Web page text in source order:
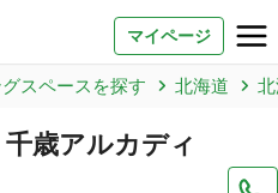
マイページ
スペースを探す 北海道
歳アルカディ